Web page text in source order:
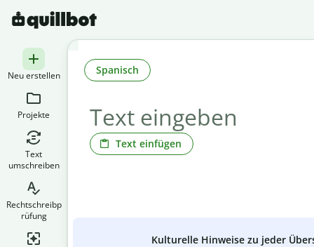
Neu erstellen
Projekte
Text
umschreiben
Rechtschreibp
rüfung
Text einfügen
Spanisch
Kulturelle Hinweise zu jeder